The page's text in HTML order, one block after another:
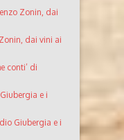
Zonin, dai
dai vini ai
conti’ di
e i
Giubergia e i